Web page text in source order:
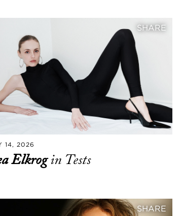
SHARE
14, 2026
Elkrogin Tests
SHARE